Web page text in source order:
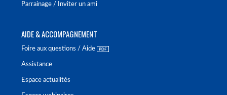
Parrainage / Inviter un ami
AIDE & ACCOMPAGNEMENT
Foire aux questions / Aide
Assistance
Espace actualités